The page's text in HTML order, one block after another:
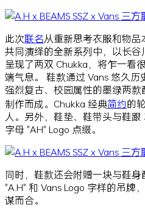
此次联名从重新思考衣服和物
共同演绎的全新系列中，以长谷
呈现了两双 Chukka，将乍一看
端气息。 鞋款通过 Vans 悠久历
强烈复古、校园属性的墨绿两
制作而成。Chukka 经典简约的
人。另外，鞋垫、鞋带头与鞋
字母 "AH" Logo 点缀。
同时，鞋款还会附赠一块与鞋
"A.H" 和 Vans Logo 字样的吊牌
谋而合。